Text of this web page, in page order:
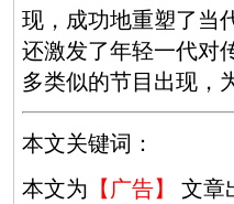
现，成功地重塑了当
还激发了年轻一代对
多类似的节目出现，
本文关键词：
本文为 【广告】
文章